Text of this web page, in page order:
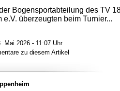
Bogensportabteilung des TV
e.V. überzeugten beim Turnier...
Mai 2026 - 11:07 Uhr
zu diesem Artikel